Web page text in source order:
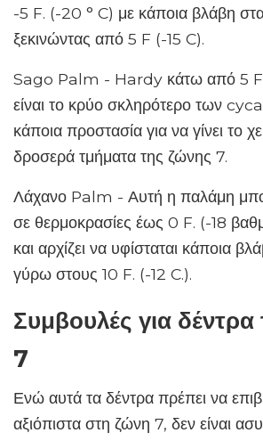
-5 F. (-20 ° C) με κάποια βλάβη
ξεκινώντας από 5 F (-15 C).
Sago Palm - Hardy κάτω από 5 F.
είναι το κρύο σκληρότερο των
κάποια προστασία για να γίνει το
δροσερά τμήματα της ζώνης 7.
Λάχανο Palm - Αυτή η παλάμη
σε θερμοκρασίες έως 0 F. (-18
και αρχίζει να υφίσταται κάποια
γύρω στους 10 F. (-12 C.).
Συμβουλές για
7
Ενώ αυτά τα δέντρα πρέπει να
αξιόπιστα στη ζώνη 7, δεν είναι